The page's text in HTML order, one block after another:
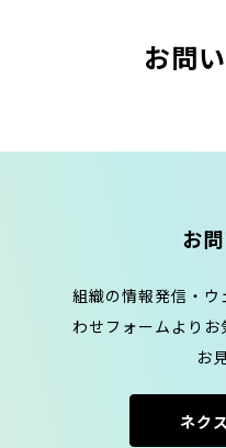
お問
お
組織の情報発信・
わせフォームよりお
お
ネク